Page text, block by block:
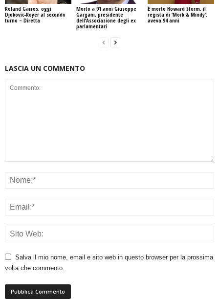
Roland Garros, oggi
Djokovic-Royer al secondo
turno – Diretta
Morto a 91 anni Giuseppe
Gargani, presidente
dell’Associazione degli ex
parlamentari
È morto Howard Storm, il
regista di ‘Mork & Mindy’:
aveva 94 anni
LASCIA UN COMMENTO
Salva il mio nome, email e sito web in questo browser per la prossima
volta che commento.